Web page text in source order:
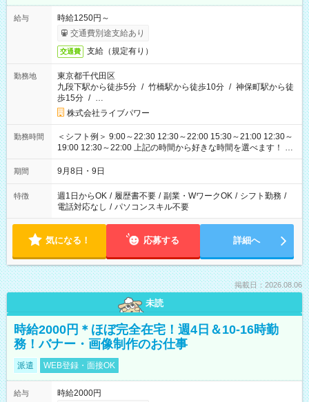
給与
時給1250円～
交通費別途支給あり
交通費 支給（規定有り）
勤務地
東京都千代田区
九段下駅から徒歩5分 / 竹橋駅から徒歩10分 / 神保町駅から徒
歩15分 / …
株式会社ライブパワー
勤務時間
＜シフト例＞ 9:00～22:30 12:30～22:00 15:30～21:00 12:30～
19:00 12:30～22:00 上記の時間から好きな時間を選べます！ ※
時間は変更となる可能性があります
期間 9月8日・9日
特徴 週1日からOK / 履歴書不要 / 副業・WワークOK / シフト勤務 /
電話対応なし / パソコンスキル不要
気になる！ 応募する 詳細へ
掲載日：2026.08.06
未読
時給2000円＊ほぼ完全在宅！週4日＆10-16時勤
務！バナー・画像制作のお仕事
派遣 WEB登録・面接OK
給与 時給2000円